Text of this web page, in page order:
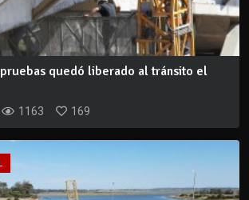
quedó liberado al tránsito el
1163 169